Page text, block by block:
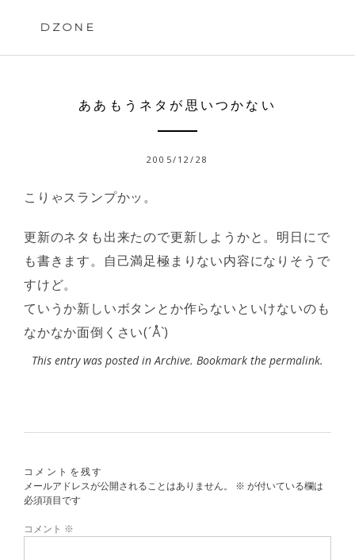
DZONE
ああもうネタが思いつかない
2005/12/28
こりゃスランプかッ。
更新のネタも出来たので更新しようかと。明日にで
も書きます。自己満足極まりない内容になりそうで
すけど。
ていうか新しいボタンとか作らないといけないのも
なかなか面倒くさい(´Å`)
This entry was posted inArchive. Bookmark the permalink.
コメントを残す
メールアドレスが公開されることはありません。
※ が付いている欄は
必須項目です
コメント ※